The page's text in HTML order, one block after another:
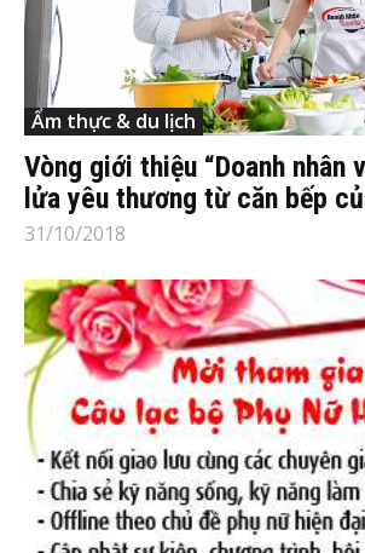
Ẩm thực & du lịch
Vòng giới thiệu “Doanh nhân
lửa yêu thương từ căn bếp
31/10/2018